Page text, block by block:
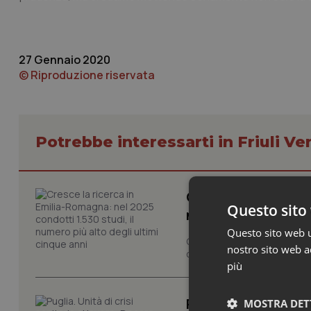
27 Gennaio 2020
© Riproduzione riservata
Potrebbe interessarti in Friuli
Cresce la ricerca
numero più alto
Cresce il volume della
condotti dalla rete
Puglia. Unità di
Questo
Questo sito web
nostro sito web
più
MOSTRA